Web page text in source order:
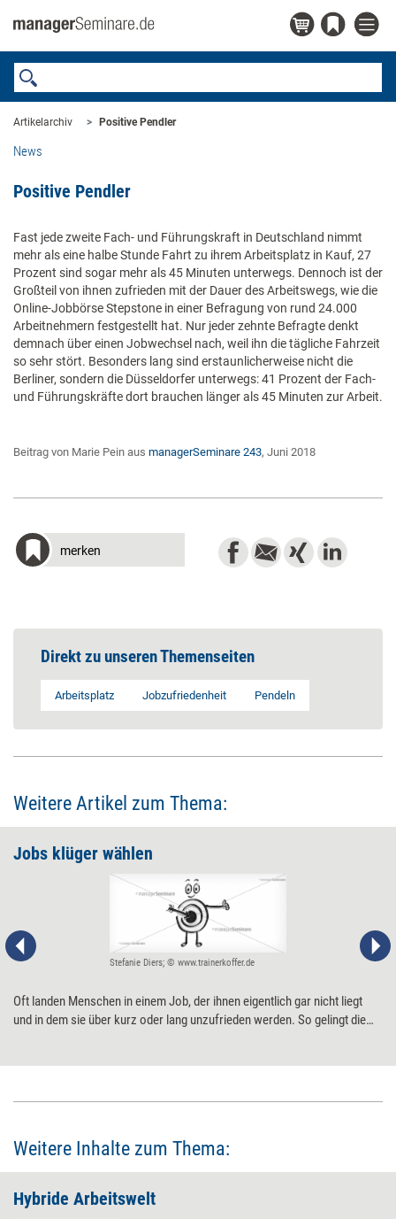
Artikelarchiv Positive Pendler
News
Positive Pendler
Fast jede zweite Fach- und Führungskraft in Deutschland nimmt
mehr als eine halbe Stunde Fahrt zu ihrem Arbeitsplatz in Kauf, 27
Prozent sind sogar mehr als 45 Minuten unterwegs. Dennoch ist der
Großteil von ihnen zufrieden mit der Dauer des Arbeitswegs, wie die
Online-Jobbörse Stepstone in einer Befragung von rund 24.000
Arbeitnehmern festgestellt hat. Nur jeder zehnte Befragte denkt
demnach über einen Jobwechsel nach, weil ihn die tägliche Fahrzeit
so sehr stört. Besonders lang sind erstaunlicherweise nicht die
Berliner, sondern die Düsseldorfer unterwegs: 41 Prozent der Fach-
und Führungskräfte dort brauchen länger als 45 Minuten zur Arbeit.
Beitrag von Marie Pein aus managerSeminare 243, Juni 2018
merken
Direkt zu unseren Themenseiten
Arbeitsplatz Jobzufriedenheit Pendeln
Weitere Artikel zum Thema:
Jobs klüger wählen
Stefanie Diers; © www.trainerkoffer.de
Oft landen Menschen in einem Job, der ihnen eigentlich gar nicht liegt
und in dem sie über kurz oder lang ­unzufrieden werden. So gelingt die
Weitere Inhalte zum Thema:
Hybride Arbeitswelt